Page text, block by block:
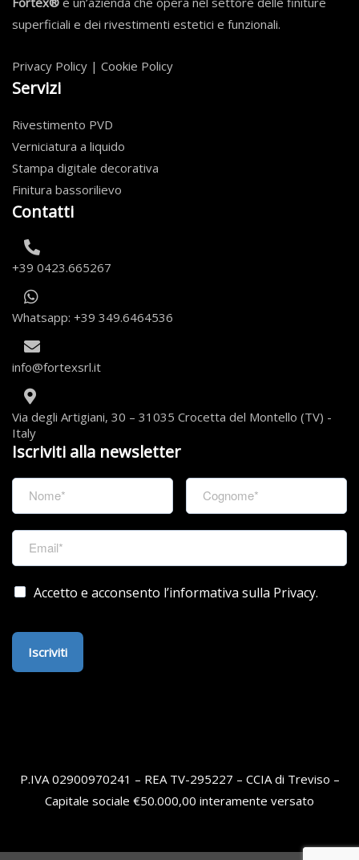
superficiali e dei rivestimenti estetici e funzionali.
Privacy Policy | Cookie Policy
Servizi
Rivestimento PVD
Verniciatura a liquido
Stampa digitale decorativa
Finitura bassorilievo
Contatti
+39 0423.665267
Whatsapp: +39 349.6464536
info@fortexsrl.it
Via degli Artigiani, 30 – 31035 Crocetta del Montello (TV) -
Italy
Iscriviti alla newsletter
Accetto e acconsento l’informativa sulla Privacy.
Iscriviti
P.IVA 02900970241 – REA TV-295227 – CCIA di Treviso –
Capitale sociale €50.000,00 interamente versato